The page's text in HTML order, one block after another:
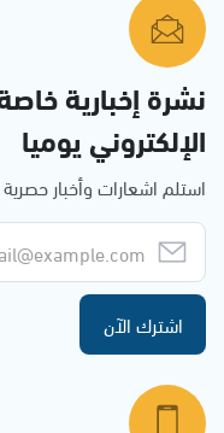
نشرة إخبارية
الإلكتروني يوميا
استلم اشعارات وأخبار
اشترك الآن